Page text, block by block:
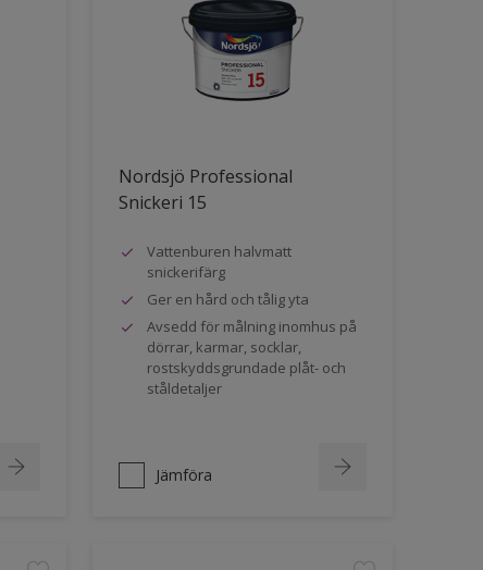
Nordsjö Professional
Snickeri 15
Vattenburen halvmatt
snickerifärg
Ger en hård och tålig yta
Avsedd för målning inomhus på
dörrar, karmar, socklar,
rostskyddsgrundade plåt- och
ståldetaljer
Jämföra